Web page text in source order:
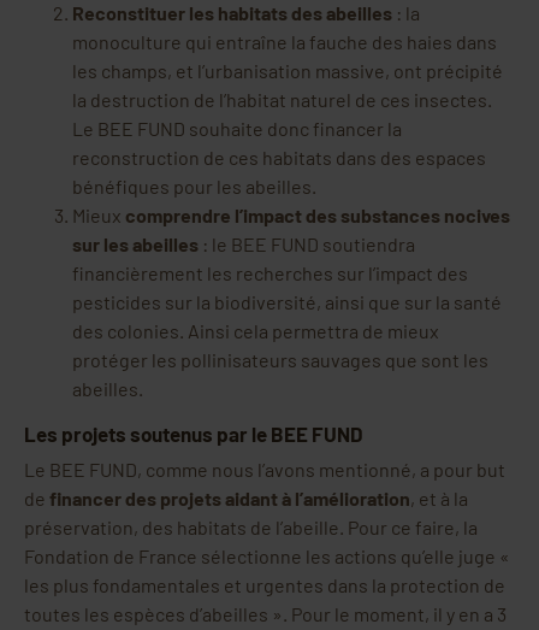
Reconstituer les habitats des abeilles : la
monoculture qui entraîne la fauche des haies dans
les champs, et l’urbanisation massive, ont précipité
la destruction de l’habitat naturel de ces insectes.
Le BEE FUND souhaite donc financer la
reconstruction de ces habitats dans des espaces
bénéfiques pour les abeilles.
Mieux comprendre l’impact des substances nocives
sur les abeilles : le BEE FUND soutiendra
financièrement les recherches sur l’impact des
pesticides sur la biodiversité, ainsi que sur la santé
des colonies. Ainsi cela permettra de mieux
protéger les pollinisateurs sauvages que sont les
abeilles.
Les projets soutenus par le BEE FUND
Le BEE FUND, comme nous l’avons mentionné, a pour but
de financer des projets aidant à l’amélioration, et à la
préservation, des habitats de l’abeille. Pour ce faire, la
Fondation de France sélectionne les actions qu’elle juge «
les plus fondamentales et urgentes dans la protection de
toutes les espèces d’abeilles ». Pour le moment, il y en a 3